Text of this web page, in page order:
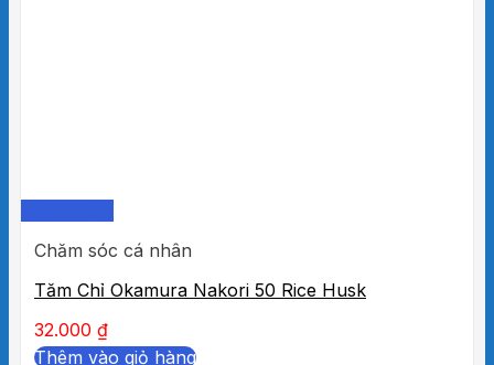
Chăm sóc cá nhân
Tăm Chỉ Okamura Nakori 50 Rice Husk
32.000 ₫
Thêm vào giỏ hàng